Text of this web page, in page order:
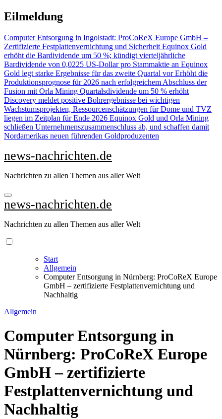
Zu
Inhalten
Eilmeldung
Computer Entsorgung in Ingolstadt: ProCoReX Europe GmbH –
Zertifizierte Festplattenvernichtung und Sicherheit Equinox Gold
erhöht die Bardividende um 50 %; kündigt vierteljährliche
Bardividende von 0,0225 US-Dollar pro Stammaktie an Equinox
Gold legt starke Ergebnisse für das zweite Quartal vor Erhöht die
Produktionsprognose für 2026 nach erfolgreichem Abschluss der
Fusion mit Orla Mining Quartalsdividende um 50 % erhöht
Discovery meldet positive Bohrergebnisse bei wichtigen
Wachstumsprojekten, Ressourcenschätzungen für Dome und TVZ
liegen im Zeitplan für Ende 2026 Equinox Gold und Orla Mining
schließen Unternehmenszusammenschluss ab, und schaffen damit
Nordamerikas neuen führenden Goldproduzenten
news-nachrichten.de
Nachrichten zu allen Themen aus aller Welt
news-nachrichten.de
Nachrichten zu allen Themen aus aller Welt
Start
Allgemein
Computer Entsorgung in Nürnberg: ProCoReX Europe
GmbH – zertifizierte Festplattenvernichtung und
Nachhaltig
Allgemein
Computer Entsorgung in
Nürnberg: ProCoReX Europe
GmbH – zertifizierte
Festplattenvernichtung und
Nachhaltig